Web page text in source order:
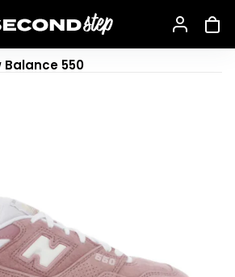
Balance 550
Chalk Suede